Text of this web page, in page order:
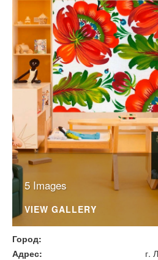
5 Images
VIEW GALLERY
Город
Адрес
г.